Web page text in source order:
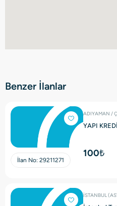
Benzer İlanlar
İlan No: 29211271
ADIYAMAN /
YAPI
100₺
İSTANBUL